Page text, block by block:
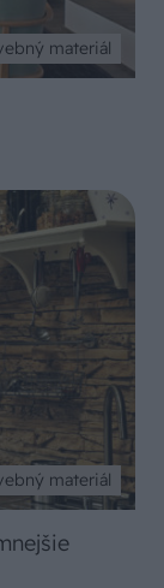
materiál
materiál